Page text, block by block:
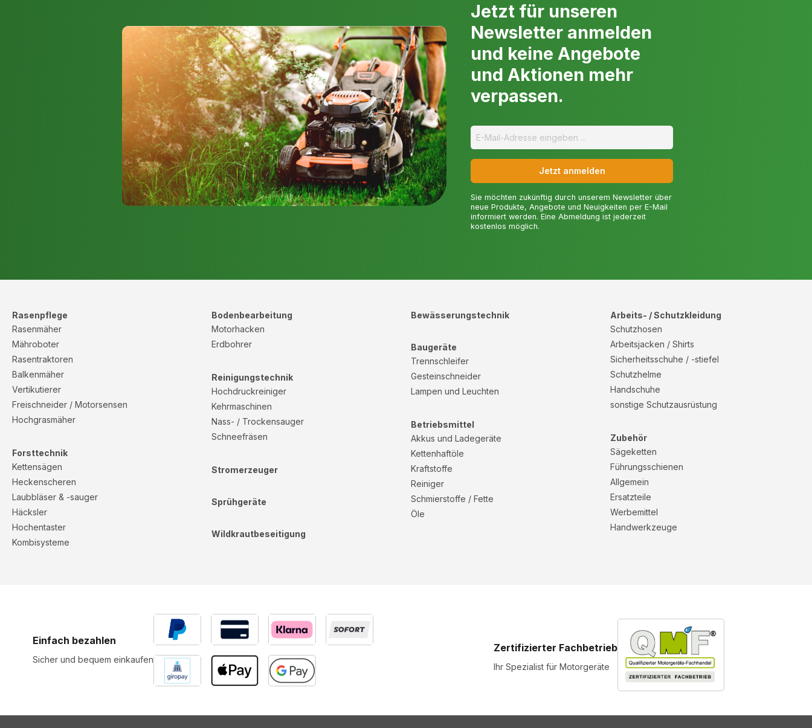
Spritzgeräte die erste Wahl. Sie bieten hohe Kapazitäten und können große Flächen in kurzer
Verlassen Sie sich auf die bewährte Qualität und Leistung von MotorProfi.com. Durchstöbern
Sie unser Sortiment und wählen Sie das passende Gerät für Ihre Anforderungen. Mit uns gelingt
jedes Projekt!
Jetzt für unseren
Newsletter anmelden
und keine Angebote
und Aktionen mehr
verpassen.
Jetzt anmelden
Sie möchten zukünftig durch unserem Newsletter über
neue Produkte, Angebote und Neuigkeiten per E-Mail
informiert werden. Eine Abmeldung ist jederzeit
kostenlos möglich.
Rasenpflege
Rasenmäher
Mähroboter
Rasentraktoren
Balkenmäher
Vertikutierer
Freischneider / Motorsensen
Hochgrasmäher
Forsttechnik
Kettensägen
Heckenscheren
Laubbläser & -sauger
Häcksler
Hochentaster
Kombisysteme
Bodenbearbeitung
Motorhacken
Erdbohrer
Reinigungstechnik
Hochdruckreiniger
Kehrmaschinen
Nass- / Trockensauger
Schneefräsen
Stromerzeuger
Sprühgeräte
Wildkrautbeseitigung
Bewässerungstechnik
Baugeräte
Trennschleifer
Gesteinschneider
Lampen und Leuchten
Betriebsmittel
Akkus und Ladegeräte
Kettenhaftöle
Kraftstoffe
Reiniger
Schmierstoffe / Fette
Öle
Arbeits- / Schutzkleidung
Schutzhosen
Arbeitsjacken / Shirts
Sicherheitsschuhe / -stiefel
Schutzhelme
Handschuhe
sonstige Schutzausrüstung
Zubehör
Sägeketten
Führungsschienen
Allgemein
Ersatzteile
Werbemittel
Handwerkzeuge
Einfach bezahlen
Sicher und bequem einkaufen
Zertifizierter Fachbetrieb
Ihr Spezialist für Motorgeräte